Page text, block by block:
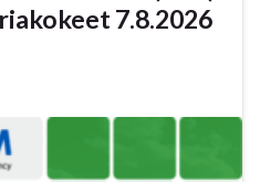
7.8.2026